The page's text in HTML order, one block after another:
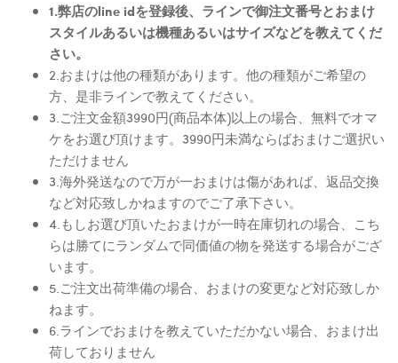
1.弊店のline idを登録後、ラインで御注文番号とおまけ
スタイルあるいは機種あるいはサイズなどを教えてくだ
さい。
2.おまけは他の種類があります。他の種類がご希望の
方、是非ラインで教えてください。
3.ご注文金額3990円(商品本体)以上の場合、無料でオマ
ケをお選び頂けます。3990円未満ならばおまけご選択い
ただけません
3.海外発送なので万が一おまけは傷があれば、返品交換
など対応致しかねますのでご了承下さい。
4.もしお選び頂いたおまけが一時在庫切れの場合、こち
らは勝てにランダムで同価値の物を発送する場合がござ
います。
5.ご注文出荷準備の場合、おまけの変更など対応致しか
ねます。
6.ラインでおまけを教えていただかない場合、おまけ出
荷しておりません